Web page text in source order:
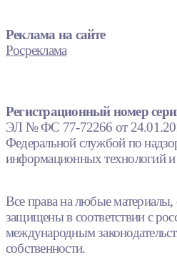
Реклама на сайте
Росреклама
Регистрационный номер
ЭЛ № ФС 77-72266 от
Федеральной службой по
информационных технологий
Все права на любые материалы,
защищены в соответствии с
международным
собственности.